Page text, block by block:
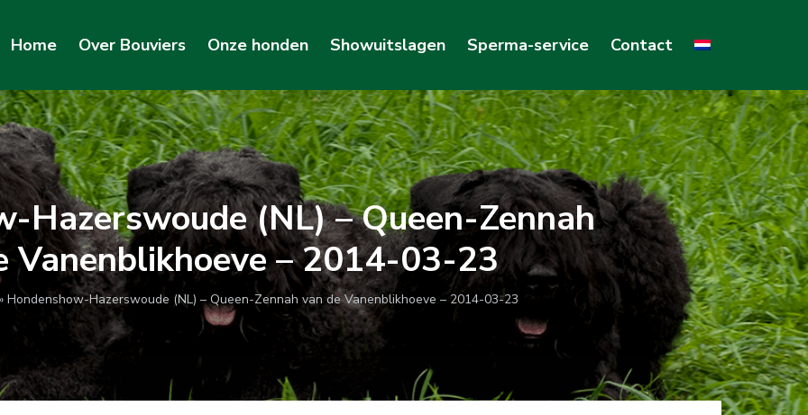
Home Over Bouviers Onze honden Showuitslagen Sperma-service Contact
Hazerswoude (NL) – Queen-Zennah
Vanenblikhoeve – 2014-03-23
» Hondenshow-Hazerswoude (NL) – Queen-Zennah van de Vanenblikhoeve – 2014-03-23